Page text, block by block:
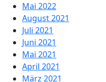
Mai 2022
August 2021
Juli 2021
Juni 2021
Mai 2021
April 2021
März 2021